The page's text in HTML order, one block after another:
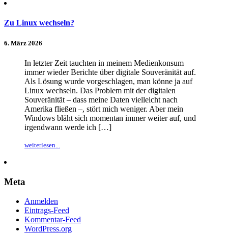
Zu Linux wechseln?
6. März 2026
In letzter Zeit tauchten in meinem Medienkonsum
immer wieder Berichte über digitale Souveränität auf.
Als Lösung wurde vorgeschlagen, man könne ja auf
Linux wechseln. Das Problem mit der digitalen
Souveränität – dass meine Daten vielleicht nach
Amerika fließen –, stört mich weniger. Aber mein
Windows bläht sich momentan immer weiter auf, und
irgendwann werde ich […]
weiterlesen...
Meta
Anmelden
Eintrags-Feed
Kommentar-Feed
WordPress.org